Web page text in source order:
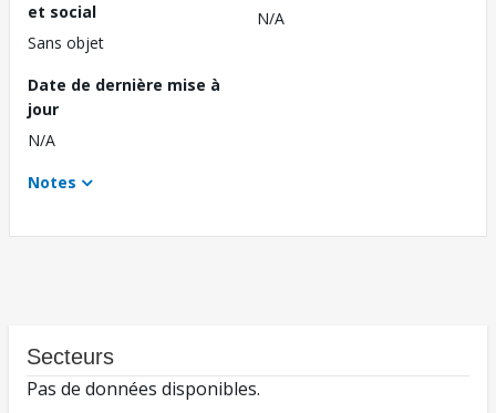
et social
Sans objet
N/A
Date de dernière mise à
jour
N/A
Notes
Secteurs
Pas de données disponibles.